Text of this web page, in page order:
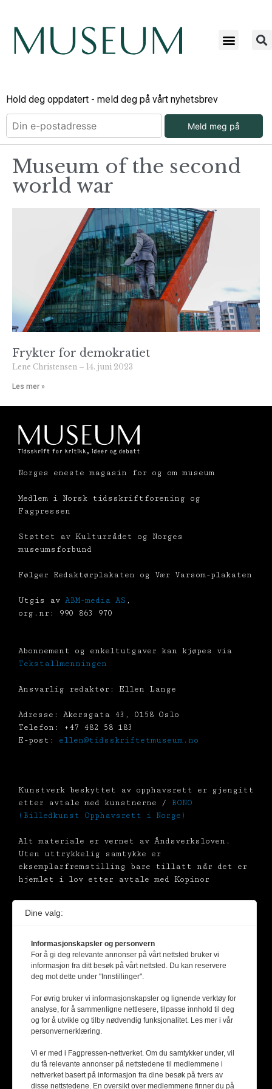
Hold deg oppdatert - meld deg på vårt nyhetsbrev
Meld meg på
Museum of the second
world war
Frykter for demokratiet
Lene Christensen 14. juni 2023
Les mer »
Norges eneste magasin for og om museum
Medlem i Norsk tidsskriftforening og
Fagpressen
Støttet av Kulturrådet og Norges
museumsforbund
Følger Redaktørplakaten og Vær Varsom-plakaten
Utgis av ABM-media AS ,
org.nr: 990 863 970
Abonnement og enkeltutgaver kan kjøpes via
Tekstallmenningen
Ansvarlig redaktør: Ellen Lange
Adresse: Akersgata 43, 0158 Oslo
Telefon: +47 482 58 183
E-post: ellen@tidsskriftetmuseum.no
Kunstverk beskyttet av opphavsrett er gjengitt
etter avtale med kunstnerne / BONO
(Billedkunst Opphavsrett i Norge)
Alt materiale er vernet av Åndsverksloven.
Uten uttrykkelig samtykke er
eksemplarfremstilling bare tillatt når det er
hjemlet i lov etter avtale med Kopinor
Dine valg:
Informasjonskapsler og personvern
For å gi deg relevante annonser på vårt nettsted bruker vi
informasjon fra ditt besøk på vårt nettsted. Du kan reservere
deg mot dette under "Innstillinger".
For øvrig bruker vi informasjonskapsler og lignende verktøy for
analyse, for å sammenligne nettlesere, tilpasse innhold til deg
og for å utvikle og tilby nødvendig funksjonalitet. Les mer i vår
personvernerklæring.
Vi er med i Fagpressen-nettverket. Om du samtykker under, vil
du få relevante annonser på nettstedene til medlemmene i
nettverket basert på informasjon fra dine besøk på tvers av
disse nettstedene. En oversikt over medlemmene finner du på